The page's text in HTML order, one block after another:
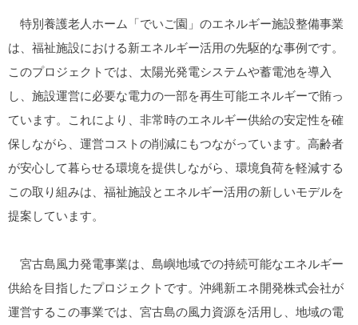
特別養護老人ホーム「でいご園」のエネルギー施設整備事業
は、福祉施設における新エネルギー活用の先駆的な事例です。
このプロジェクトでは、太陽光発電システムや蓄電池を導入
し、施設運営に必要な電力の一部を再生可能エネルギーで賄っ
ています。これにより、非常時のエネルギー供給の安定性を確
保しながら、運営コストの削減にもつながっています。高齢者
が安心して暮らせる環境を提供しながら、環境負荷を軽減する
この取り組みは、福祉施設とエネルギー活用の新しいモデルを
提案しています。
宮古島風力発電事業は、島嶼地域での持続可能なエネルギー
供給を目指したプロジェクトです。沖縄新エネ開発株式会社が
運営するこの事業では、宮古島の風力資源を活用し、地域の電